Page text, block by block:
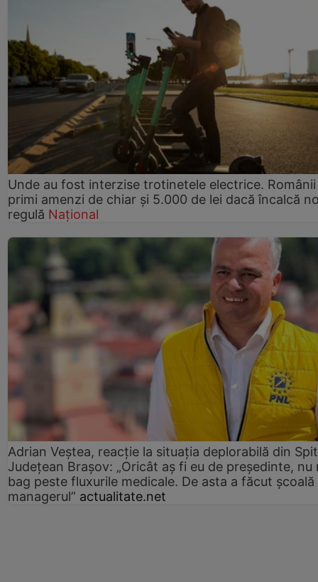
Unde au fost interzise trotinetele electrice.
primi amenzi de chiar și 5.000 de lei dacă încalcă
regulă Național
Adrian Veștea, reacție la situația deplorabilă din
Județean Brașov: „Oricât aș fi eu de președinte, nu
bag peste fluxurile medicale. De asta a făcut școală
managerul” actualitate.net